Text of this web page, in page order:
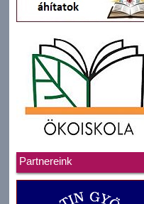
Partnereink